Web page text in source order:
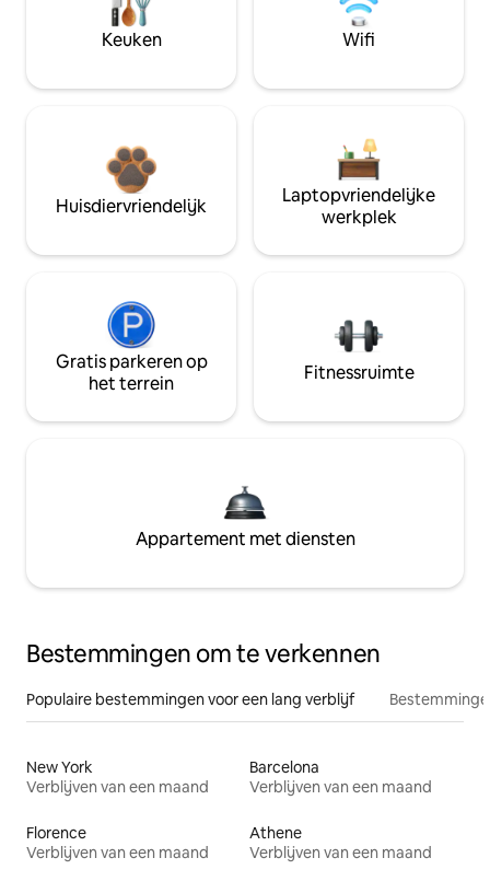
Keuken Wifi
Huisdiervriendelijk
Laptopvriendelijke
werkplek
Gratis parkeren op
het terrein
Fitnessruimte
Appartement met diensten
Bestemmingen om te verkennen
Populaire bestemmingen voor een lang verblijf
New York
Verblijven van een maand
Barcelona
Verblijven van een maand
Florence
Verblijven van een maand
Athene
Verblijven van een maand